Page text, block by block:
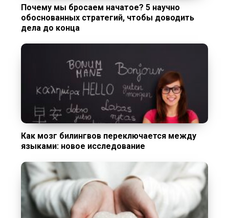
Почему мы бросаем начатое? 5 научно
обоснованных стратегий, чтобы доводить
дела до конца
Как мозг билингвов переключается между
языками: новое исследование